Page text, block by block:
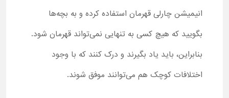
انیمیشن چارلی قهرمان استفاده کرده و به بچه‌ها
بگویید که هیچ کسی به تنهایی نمی‌تواند قهرمان شود.
بنابراین، باید یاد بگیرند و درک کنند که با وجود
اختلافات کوچک هم می‌توانند موفق شوند.